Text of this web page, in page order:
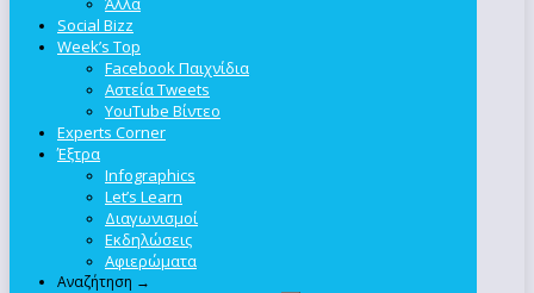
Social Bizz
Week’s Top
Facebook Παιχνίδια
Αστεία Tweets
YouTube Βίντεο
Experts Corner
Έξτρα
Infographics
Let’s Learn
Διαγωνισμοί
Εκδηλώσεις
Αφιερώματα
Αναζήτηση →